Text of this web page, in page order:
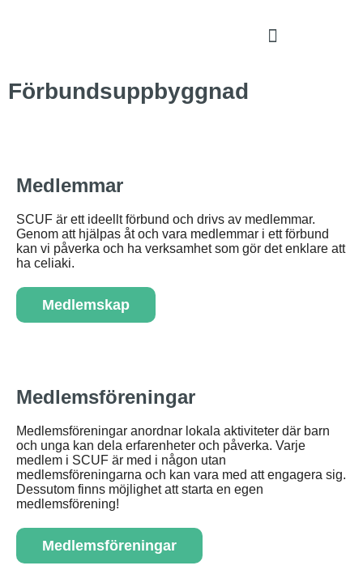
Förbundsuppbyggnad
Medlemmar
SCUF är ett ideellt förbund och drivs av medlemmar.
Genom att hjälpas åt och vara medlemmar i ett förbund
kan vi påverka och ha verksamhet som gör det enklare att
ha celiaki.
Medlemskap
Medlemsföreningar
Medlemsföreningar anordnar lokala aktiviteter där barn
och unga kan dela erfarenheter och påverka. Varje
medlem i SCUF är med i någon utan
medlemsföreningarna och kan vara med att engagera sig.
Dessutom finns möjlighet att starta en egen
medlemsförening!
Medlemsföreningar